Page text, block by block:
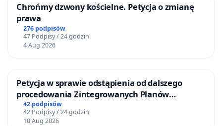
Chrońmy dzwony kościelne. Petycja o zmianę
prawa
276 podpisów
47 Podpisy / 24 godzin
4 Aug 2026
Petycja w sprawie odstąpienia od dalszego
procedowania Zintegrowanych Planów
Inwestycyjnych „Myślenice – Barnasiówka” oraz
„Myślenice – Bukówka”
42 podpisów
42 Podpisy / 24 godzin
10 Aug 2026